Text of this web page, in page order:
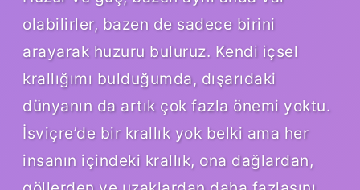
olabilirler, bazen de sadece birini
arayarak huzuru buluruz. Kendi içsel
krallığımı bulduğumda, dışarıdaki
dünyanın da artık çok fazla önemi yoktu.
İsviçre’de bir krallık yok belki ama her
insanın içindeki krallık, ona dağlardan,